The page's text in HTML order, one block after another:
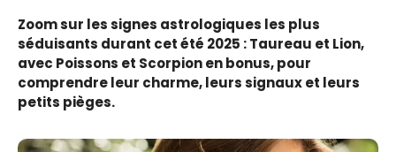
Zoom sur les signes astrologiques les plus
séduisants durant cet été 2025 : Taureau et Lion,
avec Poissons et Scorpion en bonus, pour
comprendre leur charme, leurs signaux et leurs
petits pièges.